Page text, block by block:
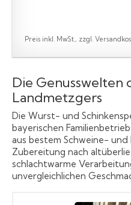
Preis inkl. MwSt., zzgl.
Die Genusswelten
Landmetzgers
Die Wurst- und
bayerischen
aus bestem Schweine-
Zubereitung nach
schlachtwarme
unvergleichlichen